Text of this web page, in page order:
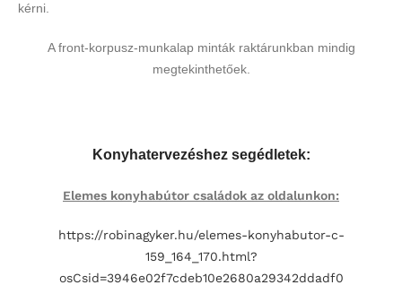
kérni.
A front-korpusz-munkalap minták raktárunkban mindig
megtekinthetőek.
Konyhatervezéshez segédletek:
Elemes konyhabútor családok az oldalunkon:
https://robinagyker.hu/elemes-konyhabutor-c-
159_164_170.html?
osCsid=3946e02f7cdeb10e2680a29342ddadf0